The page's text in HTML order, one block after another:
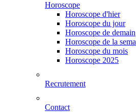
Horoscope
Horoscope d'hier
Horoscope du jour
Horoscope de demain
Horoscope de la
Horoscope du mois
Horoscope 2025
Recrutement
Contact